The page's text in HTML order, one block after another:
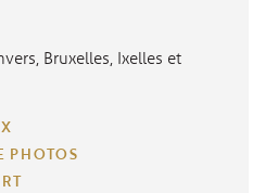
Bruxelles, Ixelles et
PHOTOS